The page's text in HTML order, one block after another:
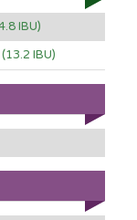
IBU)
(13.2 IBU)